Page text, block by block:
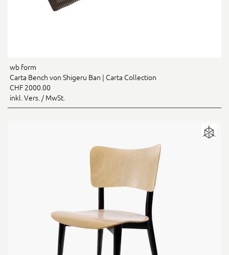
wb form
Carta Bench von Shigeru Ban | Carta Collection
CHF 2000.00
inkl. Vers. / MwSt.